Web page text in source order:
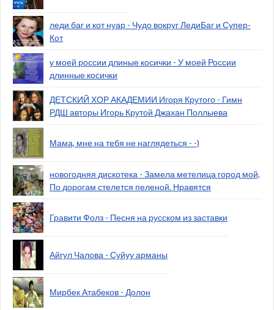
леди баг и кот нуар - Чудо вокруг ЛедиБаг и Супер-
Кот
у моей россии длиные косички - У моей России
длинные косички
ДЕТСКИЙ ХОР АКАДЕМИИ Игоря Крутого - Гимн
РДШ авторы Игорь Крутой Джахан Поллыева
Мама, мне на тебя не наглядеться - -)
новогодняя дискотека - Замела метелица город мой,
По дорогам стелется пеленой. Нравятся
Гравити Фолз - Песня на русском из заставки
Айгул Чалова - Суйуу арманы
Мирбек Атабеков - Долон